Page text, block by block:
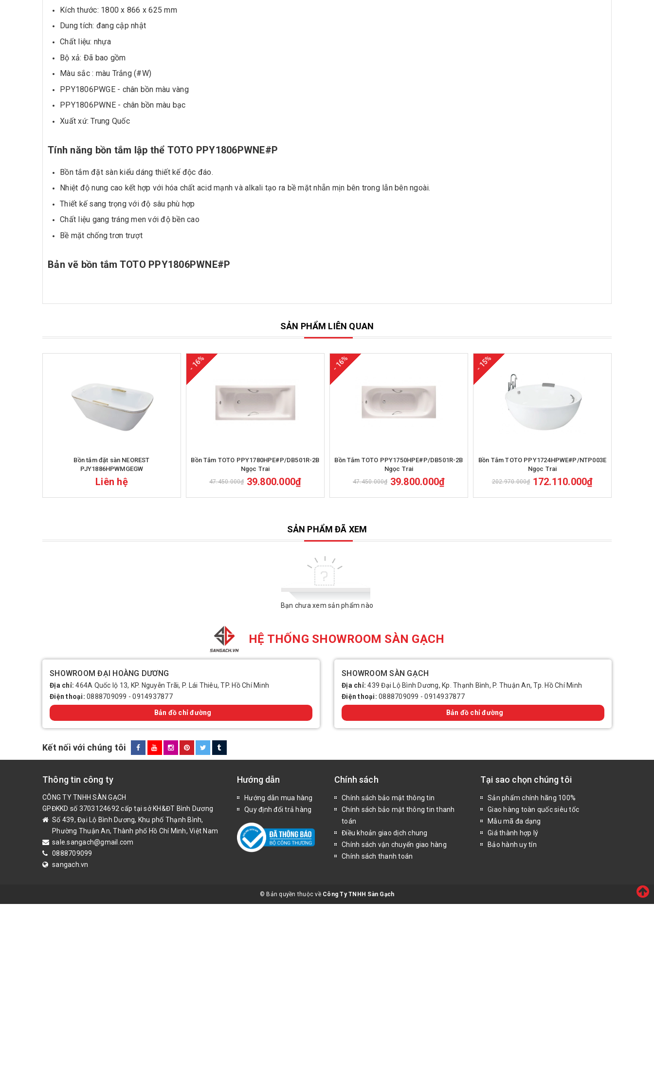
Kích thước: 1800 x 866 x 625 mm
Dung tích: đang cập nhật
Chất liệu: nhựa
Bộ xả: Đã bao gồm
Màu sắc : màu Trắng (#W)
PPY1806PWGE - chân bồn màu vàng
PPY1806PWNE - chân bồn màu bạc
Xuất xứ: Trung Quốc
Tính năng bồn tắm lập thể TOTO PPY1806PWNE#P
Bồn tắm đặt sàn kiểu dáng thiết kế độc đáo.
Nhiệt độ nung cao kết hợp với hóa chất acid mạnh và alkali tạo ra bề mặt nhẵn mịn bên trong lẫn bên ngoài.
Thiết kế sang trọng với độ sâu phù hợp
Chất liệu gang tráng men với độ bền cao
Bề mặt chống trơn trượt
Bản vẽ bồn tắm TOTO PPY1806PWNE#P
SẢN PHẨM LIÊN QUAN
Bồn tắm đặt sàn NEOREST
PJY1886HPWMGEGW
Liên hệ
- 16%
Bồn Tắm TOTO PPY1780HPE#P/DB501R-2B
Ngọc Trai
47.450.000₫ 39.800.000₫
- 16%
Bồn Tắm TOTO PPY1750HPE#P/DB501R-2B
Ngọc Trai
47.450.000₫ 39.800.000₫
- 15%
Bồn Tắm TOTO PPY1724HPWE#P/NTP003E
Ngọc Trai
202.970.000₫ 172.110.000₫
SẢN PHẨM ĐÃ XEM
Bạn chưa xem sản phẩm nào
HỆ THỐNG SHOWROOM SÀN GẠCH
SHOWROOM ĐẠI HOÀNG DƯƠNG
Địa chỉ:464A Quốc lộ 13, KP. Nguyễn Trãi, P. Lái Thiêu, TP. Hồ Chí Minh
Điện thoại: 0888709099 -0914937877
Bản đồ chỉ đường
SHOWROOM SÀN GẠCH
Địa chỉ:439 Đại Lộ Bình Dương, Kp. Thạnh Bình, P. Thuận An, Tp. Hồ Chí Minh
Điện thoại: 0888709099 -0914937877
Bản đồ chỉ đường
Kết nối với chúng tôi
Thông tin công ty
CÔNG TY TNHH SÀN GẠCH
GPĐKKD số 3703124692 cấp tại sở KH&ĐT Bình Dương
Số 439, Đại Lộ Bình Dương, Khu phố Thạnh Bình,
Phường Thuận An, Thành phố Hồ Chí Minh, Việt Nam
sale.sangach@gmail.com
0888709099
sangach.vn
Hướng dẫn
Hướng dẫn mua hàng
Quy định đổi trả hàng
Chính sách
Chính sách bảo mật thông tin
Chính sách bảo mật thông tin thanh
toán
Điều khoản giao dịch chung
Chính sách vận chuyển giao hàng
Chính sách thanh toán
Tại sao chọn chúng tôi
Sản phẩm chính hãng 100%
Giao hàng toàn quốc siêu tốc
Mẫu mã đa dạng
Giá thành hợp lý
Bảo hành uy tín
© Bản quyền thuộc về Công Ty TNHH Sàn Gạch